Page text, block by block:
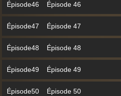
Épisode46 Épisode 46
Épisode47 Épisode 47
Épisode48 Épisode 48
Épisode49 Épisode 49
Épisode50 Épisode 50